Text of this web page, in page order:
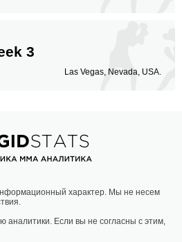
3
Las Vegas, Nevada, USA.
характер. Мы не несем
аналитики. Если вы не согласны с этим,